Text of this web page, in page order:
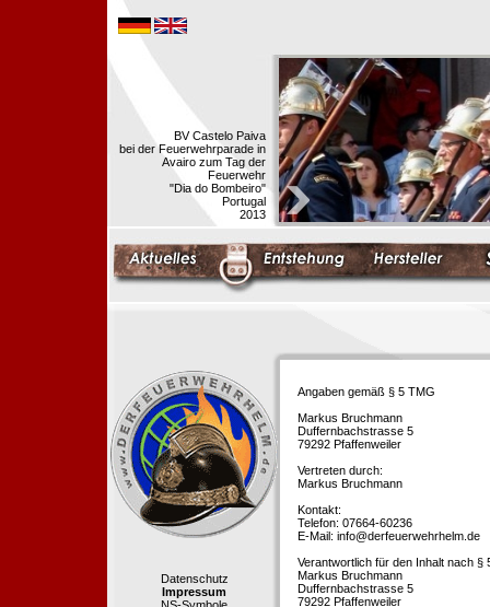
BV Castelo Paiva
bei der Feuerwehrparade in
Avairo zum Tag der
Feuerwehr
"Dia do Bombeiro"
Portugal
2013
Datenschutz
Impressum
Angaben gemäß § 5 TMG
Markus Bruchmann
Duffernbachstrasse 5
79292 Pfaffenweiler
Vertreten durch:
Markus Bruchmann
Kontakt:
Telefon: 07664-60236
E-Mail: info@derfeuerwehrhelm.de
Verantwortlich für den Inhalt nach §
Markus Bruchmann
Duffernbachstrasse 5
79292 Pfaffenweiler